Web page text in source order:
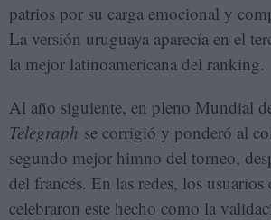
patrios por su carga emocional y
La versión uruguaya aparecía en el
la mejor latinoamericana del ranking.
Al año siguiente, en pleno Mundial
Telegraph se corrigió y ponderó al
segundo mejor himno del torneo,
del francés. En las redes, los
celebraron este hecho como la